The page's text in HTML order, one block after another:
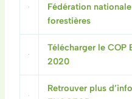
Fédération
forestières
Télécharger le COP
2020
Retrouver plus